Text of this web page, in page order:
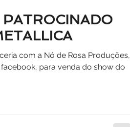
com a Nó de Rosa Produções,
para venda do show do